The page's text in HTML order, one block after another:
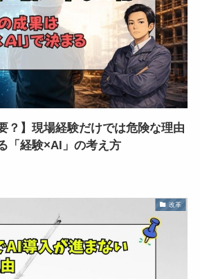
？】現場経験だけでは危険な理由
「経験×AI」の考え方
改革